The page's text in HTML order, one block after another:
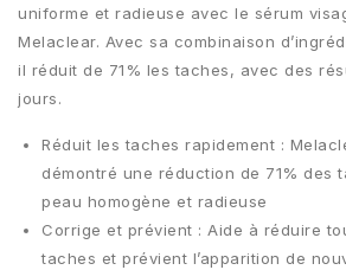
uniforme et radieuse avec le sérum
Melaclear. Avec sa combinaison
il réduit de 71% les taches, avec des
jours.
Réduit les taches rapidement :
démontré une réduction de 71% des
peau homogène et radieuse
Corrige et prévient : Aide à réduire
taches et prévient l’apparition de